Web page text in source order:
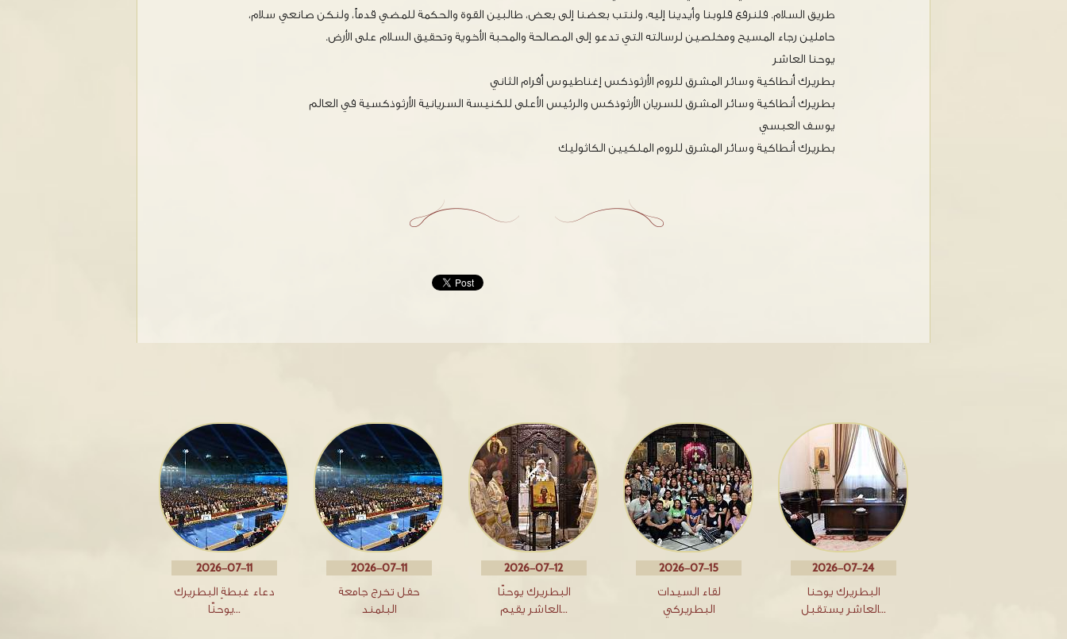
طريق السلام. فلنرفع قلوبنا وأيدينا إليه، ولنتب بعضنا إلى بعض، طالبين القوة والحكمة للمضي قدماً، ولنكن صانعي سلام،
حاملين رجاء المسيح ومخلصين لرسالته التي تدعو إلى المصالحة والمحبة الأخوية وتحقيق السلام على الأرض.
يوحنا العاشر
بطريرك أنطاكية وسائر المشرق للروم الأرثوذكس إغناطيوس أفرام الثاني
بطريرك أنطاكية وسائر المشرق للسريان الأرثوذكس والرئيس الأعلى للكنيسة السريانية الأرثوذكسية في العالم
يوسف العبسي
بطريرك أنطاكية وسائر المشرق للروم الملكيين الكاثوليك
2026-07-11
دعاء غبطةِ البطريرك
يوحنّا…
2026-07-11
حفل تخرج جامعة
البلمند
2026-07-12
البطريرك يوحنّا
العاشر يقيم…
2026-07-15
لقاء السيدات
البطريركي
2026-07-24
البطريرك يوحنا
العاشر يستقبل…